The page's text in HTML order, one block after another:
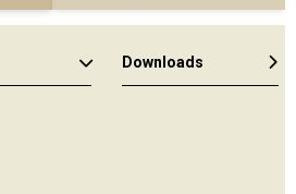
Downloads